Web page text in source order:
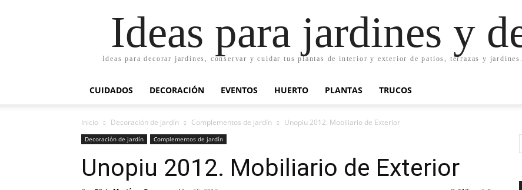
Ideas para jardines y
Ideas para decorar jardines, conservar y cuidar tus plantas de interior y exterior de patios, terrazas y
CUIDADOS DECORACIÓN EVENTOS HUERTO PLANTAS TRUCOS
Inicio Decoración de jardín Complementos de jardín Unopiu 2012. Mobiliario de Exterior
Decoración de jardín Complementos de jardín
Unopiu 2012. Mobiliario de Exterior